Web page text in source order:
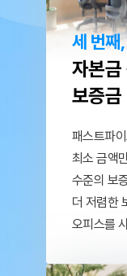
세 번째,
자본금
보증
패스트파
최소 금액
수준의 보
더 저렴한
오피스를